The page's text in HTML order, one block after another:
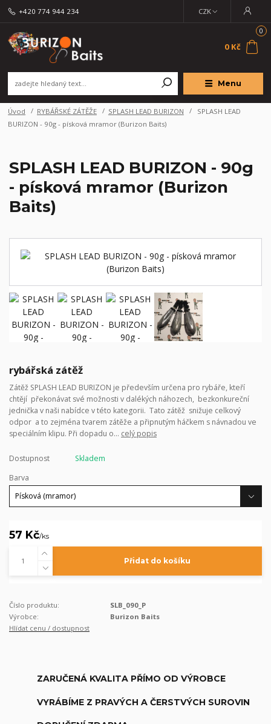
Menu
CZK
+420 774 944 234
0
0 Kč
Úvod RYBÁŘSKÉ ZÁTĚŽE SPLASH LEAD BURIZON
SPLASH LEAD
BURIZON - 90g - písková mramor (Burizon Baits)
SPLASH LEAD BURIZON - 90g
- písková mramor (Burizon
Baits)
rybářská zátěž
Zátěž SPLASH LEAD BURIZON je především určena pro rybáře, kteří
chtějí překonávat své možnosti v dalékých náhozech, bezkonkureční
jednička v naši nabídce v této kategorii. Tato zátěž snižuje celkový
odpor a to zejména tvarem zátěže a připnutým háčkem s návnadou ve
speciálním klipu. Při dopadu o... celý popis
Dostupnost
Skladem
Barva
57 Kč/ks
Přidat do košíku
Číslo produktu:
SLB_090_P
Výrobce:
Burizon Baits
Hlídat cenu / dostupnost
ZARUČENÁ KVALITA PŘÍMO OD VÝROBCE
VYRÁBÍME Z PRAVÝCH A ČERSTVÝCH SUROVIN